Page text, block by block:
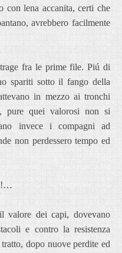
con lena accanita, certi che
avrebbero facilmente
fra le prime file. Piú di
spariti sotto il fango della
in mezzo ai tronchi
pure quei valorosi non si
invece i compagni ad
non perdessero tempo ed
valore dei capi, dovevano
e contro la resistenza
dopo nuove perdite ed